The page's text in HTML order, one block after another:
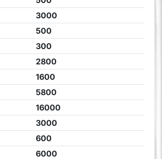
3000
500
300
2800
1600
5800
16000
3000
600
6000